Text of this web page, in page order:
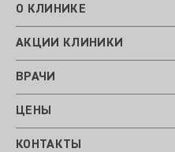
О КЛИНИКЕ
АКЦИИ КЛИНИКИ
ВРАЧИ
ЦЕНЫ
КОНТАКТЫ